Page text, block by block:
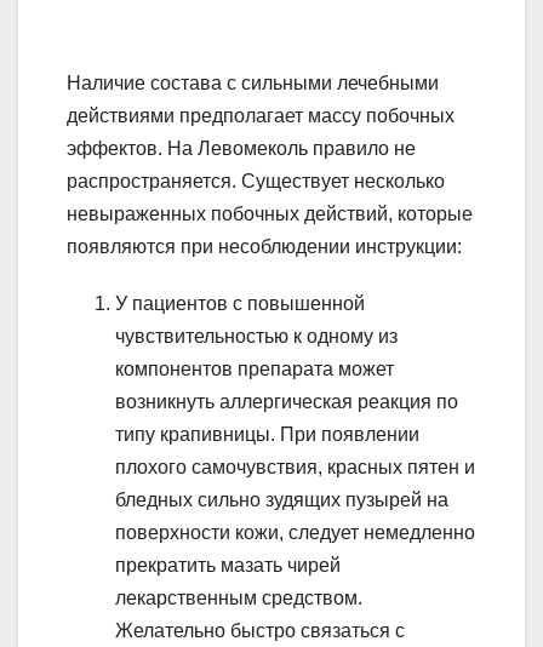
Наличие состава с сильными лечебными
действиями предполагает массу побочных
эффектов. На Левомеколь правило не
распространяется. Существует несколько
невыраженных побочных действий, которые
появляются при несоблюдении инструкции:
У пациентов с повышенной
чувствительностью к одному из
компонентов препарата может
возникнуть аллергическая реакция по
типу крапивницы. При появлении
плохого самочувствия, красных пятен и
бледных сильно зудящих пузырей на
поверхности кожи, следует немедленно
прекратить мазать чирей
лекарственным средством.
Желательно быстро связаться с